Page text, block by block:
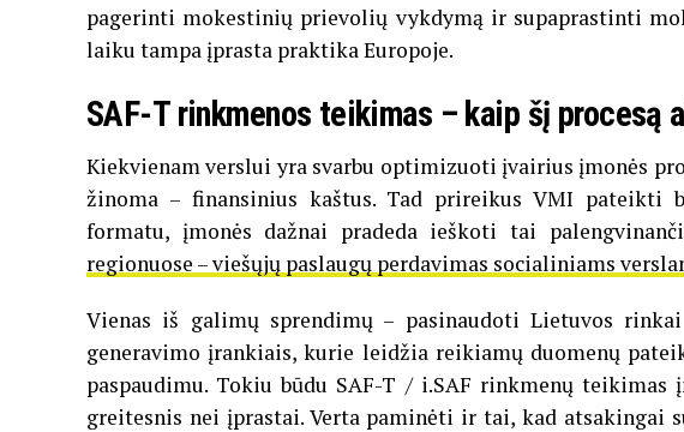
pagerinti mokestinių prievolių vykdymą ir supaprastinti
laiku tampa įprasta praktika Europoje.
SAF-T rinkmenos teikimas – kaip šį procesą
Kiekvienam verslui yra svarbu optimizuoti įvairius įmonės
žinoma – finansinius kaštus. Tad prireikus VMI pateikti
formatu, įmonės dažnai pradeda ieškoti tai
regionuose – viešųjų paslaugų perdavimas socialiniams
Vienas iš galimų sprendimų – pasinaudoti Lietuvos
generavimo įrankiais, kurie leidžia reikiamų duomenų
paspaudimu. Tokiu būdu SAF-T / i.SAF rinkmenų
greitesnis nei įprastai. Verta paminėti ir tai, kad